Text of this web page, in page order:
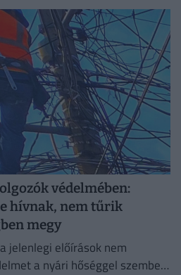
védelmében:
hívnak, nem tűrik
megy
jelenlegi előírások nem
a nyári hőséggel szemben,